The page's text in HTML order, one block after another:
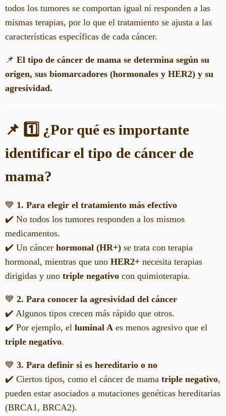
todos los tumores se comportan igual ni responden a las
mismas terapias, por lo que el tratamiento se ajusta a las
características específicas de cada cáncer.
📌 El tipo de cáncer de mama se determina según su
origen, sus biomarcadores (hormonales y HER2) y su
agresividad.
📌 1️⃣ ¿Por qué es importante
identificar el tipo de cáncer de
mama?
💙 1. Para elegir el tratamiento más efectivo
✔️ No todos los tumores responden a los mismos
medicamentos.
✔️ Un cáncer hormonal (HR+) se trata con terapia
hormonal, mientras que uno HER2+ necesita terapias
dirigidas y uno triple negativo con quimioterapia.
💙 2. Para conocer la agresividad del cáncer
✔️ Algunos tipos crecen más rápido que otros.
✔️ Por ejemplo, el luminal A es menos agresivo que el
triple negativo.
💙 3. Para definir si es hereditario o no
✔️ Ciertos tipos, como el cáncer de mama triple negativo,
pueden estar asociados a mutaciones genéticas hereditarias
(BRCA1, BRCA2).